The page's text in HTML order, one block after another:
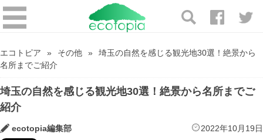
エコトピア その他
埼玉の自然を感じる観光地30選！絶景から
名所までご紹介
埼玉の自然を感じる観光地30選！絶景から名所までご
紹介
ecotopia編集部 2022年10月19日